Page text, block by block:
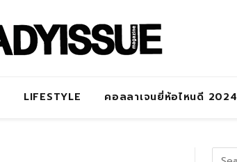
LIFESTYLE คอลลาเจนยี่ห้อไหนดี 2024